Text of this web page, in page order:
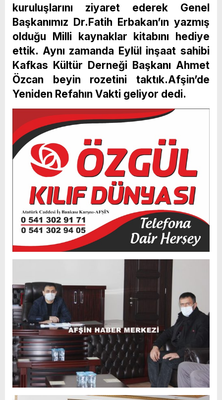
kuruluşlarını ziyaret ederek Genel
Başkanımız Dr.Fatih Erbakan’ın yazmış
olduğu Milli kaynaklar kitabını hediye
ettik. Aynı zamanda Eylül inşaat sahibi
Kafkas Kültür Derneği Başkanı Ahmet
Özcan beyin rozetini taktık.Afşin’de
Yeniden Refahın Vakti geliyor dedi.